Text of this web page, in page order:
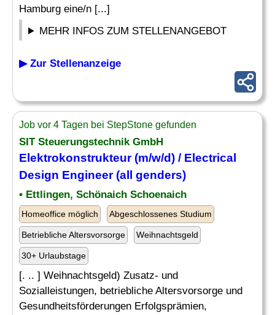
Hamburg eine/n [...]
MEHR INFOS ZUM STELLENANGEBOT
▶ Zur Stellenanzeige
Job vor 4 Tagen bei StepStone gefunden
SIT Steuerungstechnik GmbH
Elektrokonstrukteur (m/w/d) / Electrical
Design Engineer (all genders)
• Ettlingen, Schönaich Schoenaich
Homeoffice möglich Abgeschlossenes Studium
Betriebliche Altersvorsorge Weihnachtsgeld
30+ Urlaubstage
[. .. ] Weihnachtsgeld) Zusatz- und
Sozialleistungen, betriebliche Altersvorsorge und
Gesundheitsförderungen Erfolgsprämien,